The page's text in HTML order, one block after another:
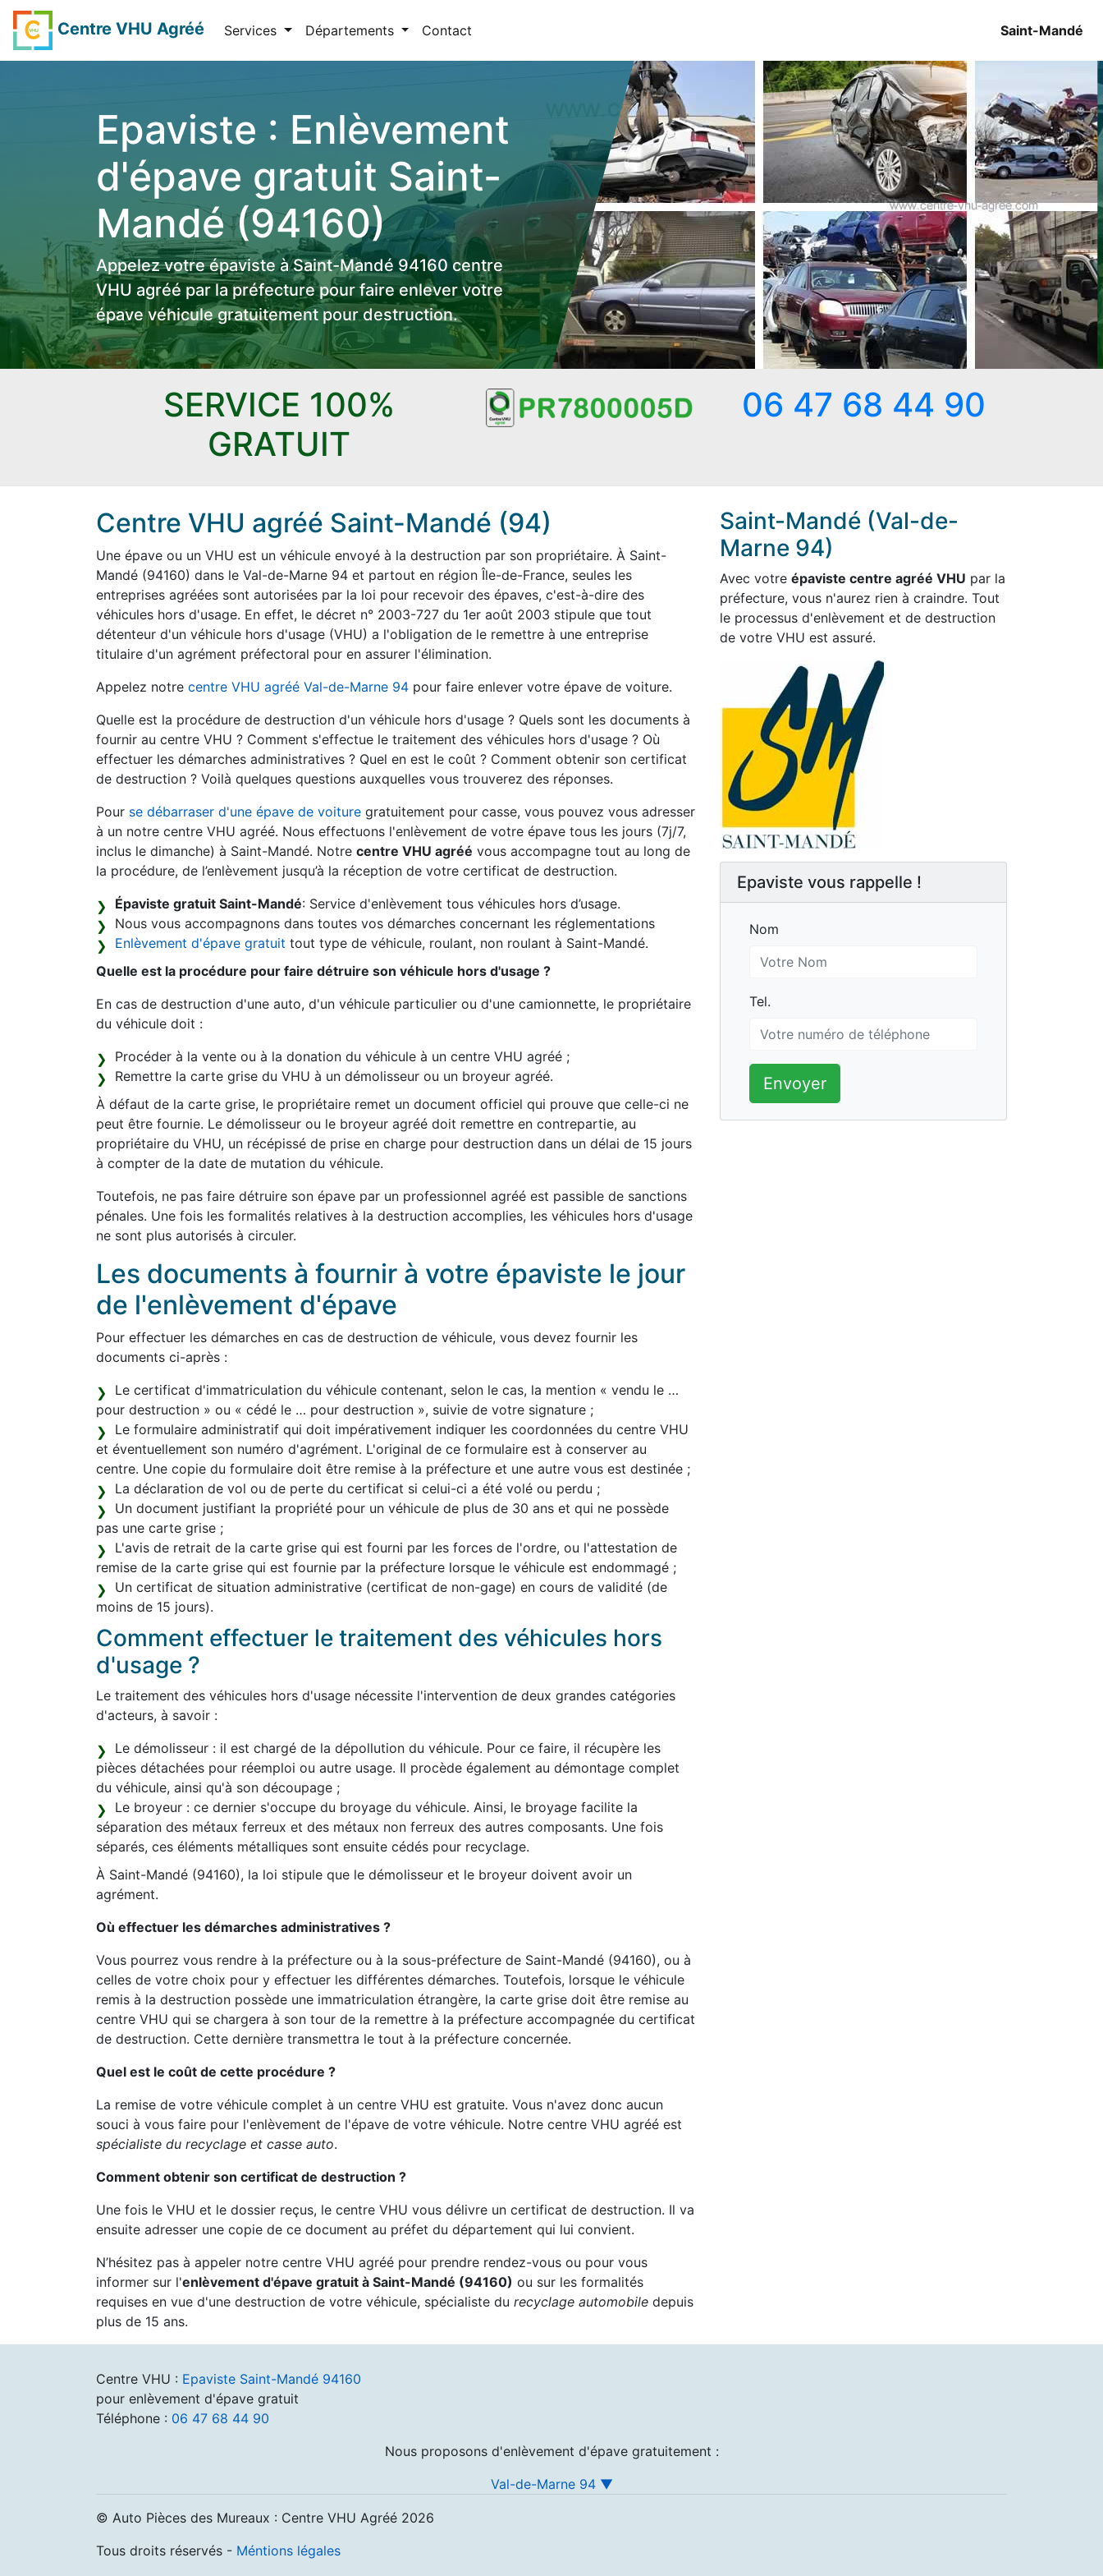
Centre VHU Agréé Services Départements Contact Saint-Mandé
Epaviste : Enlèvement
d'épave gratuit Saint-
Mandé (94160)
Appelez votre épaviste à Saint-Mandé 94160 centre
VHU agréé par la préfecture pour faire enlever votre
épave véhicule gratuitement pour destruction.
SERVICE 100%
GRATUIT
06 47 68 44 90
Centre VHU agréé Saint-Mandé (94)
Une épave ou un VHU est un véhicule envoyé à la destruction par son propriétaire. À Saint-
Mandé (94160) dans le Val-de-Marne 94 et partout en région Île-de-France, seules les
entreprises agréées sont autorisées par la loi pour recevoir des épaves, c'est-à-dire des
véhicules hors d'usage. En effet, le décret n° 2003-727 du 1er août 2003 stipule que tout
détenteur d'un véhicule hors d'usage (VHU) a l'obligation de le remettre à une entreprise
titulaire d'un agrément préfectoral pour en assurer l'élimination.
Appelez notre centre VHU agréé Val-de-Marne 94 pour faire enlever votre épave de voiture.
Quelle est la procédure de destruction d'un véhicule hors d'usage ? Quels sont les documents à
fournir au centre VHU ? Comment s'effectue le traitement des véhicules hors d'usage ? Où
effectuer les démarches administratives ? Quel en est le coût ? Comment obtenir son certificat
de destruction ? Voilà quelques questions auxquelles vous trouverez des réponses.
Pour se débarraser d'une épave de voiture gratuitement pour casse, vous pouvez vous adresser
à un notre centre VHU agréé. Nous effectuons l'enlèvement de votre épave tous les jours (7j/7,
inclus le dimanche) à Saint-Mandé. Notre centre VHU agréé vous accompagne tout au long de
la procédure, de l’enlèvement jusqu’à la réception de votre certificat de destruction.
Épaviste gratuit Saint-Mandé: Service d'enlèvement tous véhicules hors d’usage.
Nous vous accompagnons dans toutes vos démarches concernant les réglementations
Enlèvement d'épave gratuit tout type de véhicule, roulant, non roulant à Saint-Mandé.
Quelle est la procédure pour faire détruire son véhicule hors d'usage ?
En cas de destruction d'une auto, d'un véhicule particulier ou d'une camionnette, le propriétaire
du véhicule doit :
Procéder à la vente ou à la donation du véhicule à un centre VHU agréé ;
Remettre la carte grise du VHU à un démolisseur ou un broyeur agréé.
À défaut de la carte grise, le propriétaire remet un document officiel qui prouve que celle-ci ne
peut être fournie. Le démolisseur ou le broyeur agréé doit remettre en contrepartie, au
propriétaire du VHU, un récépissé de prise en charge pour destruction dans un délai de 15 jours
à compter de la date de mutation du véhicule.
Toutefois, ne pas faire détruire son épave par un professionnel agréé est passible de sanctions
pénales. Une fois les formalités relatives à la destruction accomplies, les véhicules hors d'usage
ne sont plus autorisés à circuler.
Les documents à fournir à votre épaviste le jour
de l'enlèvement d'épave
Pour effectuer les démarches en cas de destruction de véhicule, vous devez fournir les
documents ci-après :
Le certificat d'immatriculation du véhicule contenant, selon le cas, la mention « vendu le …
pour destruction » ou « cédé le … pour destruction », suivie de votre signature ;
Le formulaire administratif qui doit impérativement indiquer les coordonnées du centre VHU
et éventuellement son numéro d'agrément. L'original de ce formulaire est à conserver au
centre. Une copie du formulaire doit être remise à la préfecture et une autre vous est destinée ;
La déclaration de vol ou de perte du certificat si celui-ci a été volé ou perdu ;
Un document justifiant la propriété pour un véhicule de plus de 30 ans et qui ne possède
pas une carte grise ;
L'avis de retrait de la carte grise qui est fourni par les forces de l'ordre, ou l'attestation de
remise de la carte grise qui est fournie par la préfecture lorsque le véhicule est endommagé ;
Un certificat de situation administrative (certificat de non-gage) en cours de validité (de
moins de 15 jours).
Comment effectuer le traitement des véhicules hors
d'usage ?
Le traitement des véhicules hors d'usage nécessite l'intervention de deux grandes catégories
d'acteurs, à savoir :
Le démolisseur : il est chargé de la dépollution du véhicule. Pour ce faire, il récupère les
pièces détachées pour réemploi ou autre usage. Il procède également au démontage complet
du véhicule, ainsi qu'à son découpage ;
Le broyeur : ce dernier s'occupe du broyage du véhicule. Ainsi, le broyage facilite la
séparation des métaux ferreux et des métaux non ferreux des autres composants. Une fois
séparés, ces éléments métalliques sont ensuite cédés pour recyclage.
À Saint-Mandé (94160), la loi stipule que le démolisseur et le broyeur doivent avoir un
agrément.
Où effectuer les démarches administratives ?
Vous pourrez vous rendre à la préfecture ou à la sous-préfecture de Saint-Mandé (94160), ou à
celles de votre choix pour y effectuer les différentes démarches. Toutefois, lorsque le véhicule
remis à la destruction possède une immatriculation étrangère, la carte grise doit être remise au
centre VHU qui se chargera à son tour de la remettre à la préfecture accompagnée du certificat
de destruction. Cette dernière transmettra le tout à la préfecture concernée.
Quel est le coût de cette procédure ?
La remise de votre véhicule complet à un centre VHU est gratuite. Vous n'avez donc aucun
souci à vous faire pour l'enlèvement de l'épave de votre véhicule. Notre centre VHU agréé est
spécialiste du recyclage et casse auto.
Comment obtenir son certificat de destruction ?
Une fois le VHU et le dossier reçus, le centre VHU vous délivre un certificat de destruction. Il va
ensuite adresser une copie de ce document au préfet du département qui lui convient.
N’hésitez pas à appeler notre centre VHU agréé pour prendre rendez-vous ou pour vous
informer sur l'enlèvement d'épave gratuit à Saint-Mandé (94160) ou sur les formalités
requises en vue d'une destruction de votre véhicule, spécialiste du recyclage automobile depuis
plus de 15 ans.
Saint-Mandé (Val-de-
Marne 94)
Avec votre épaviste centre agréé VHU par la
préfecture, vous n'aurez rien à craindre. Tout
le processus d'enlèvement et de destruction
de votre VHU est assuré.
Epaviste vous rappelle !
Nom
Nom
Tel.
Tel.
Envoyer
Centre VHU : Epaviste Saint-Mandé 94160
pour enlèvement d'épave gratuit
Téléphone : 06 47 68 44 90
Nous proposons d'enlèvement d'épave gratuitement :
Val-de-Marne 94 ▼
© Auto Pièces des Mureaux : Centre VHU Agréé 2026
Tous droits réservés - Méntions légales